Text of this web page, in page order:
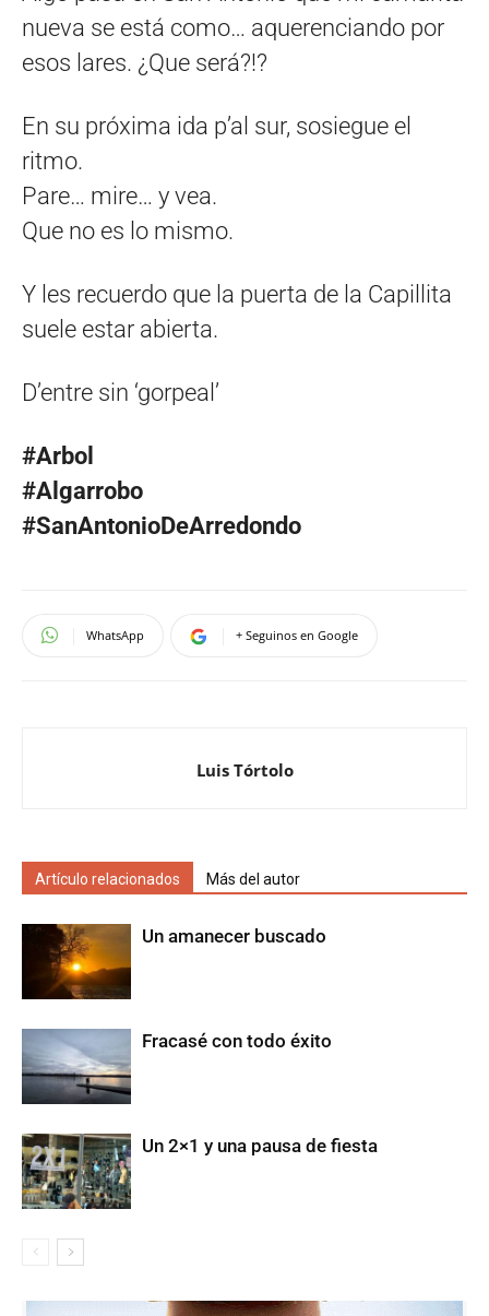
nueva se está como… aquerenciando por
esos lares. ¿Que será?!?
En su próxima ida p’al sur, sosiegue el
ritmo.
Pare… mire… y vea.
Que no es lo mismo.
Y les recuerdo que la puerta de la Capillita
suele estar abierta.
D’entre sin ‘gorpeal’
#Arbol
#Algarrobo
#SanAntonioDeArredondo
WhatsApp + Seguinos en Google
Luis Tórtolo
Artículo relacionados Más del autor
Un amanecer buscado
Fracasé con todo éxito
Un 2×1 y una pausa de fiesta